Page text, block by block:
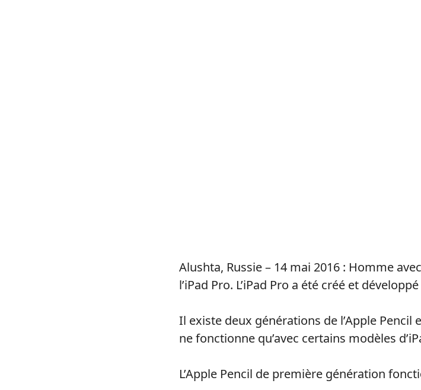
Alushta, Russie – 14 mai 2016 : Homme
l’iPad Pro. L’iPad Pro a été créé et
Il existe deux générations de l’Apple
ne fonctionne qu’avec certains modèles
L’Apple Pencil de première génération